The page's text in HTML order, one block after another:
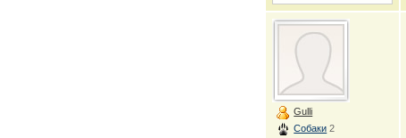
Gulli
Собаки 2